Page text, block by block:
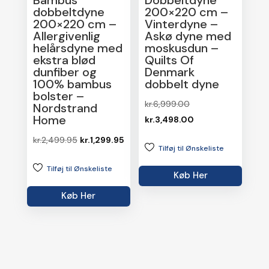
dobbeltdyne
200×220 cm –
Allergivenlig
helårsdyne med
ekstra blød
dunfiber og
100% bambus
bolster –
Nordstrand
Home
kr.2,499.95 Den
pris
var:
kr.2,499.95.
kr.1,299.95Den
aktuelle
er:
kr.1,299.95.
Tilføj til Ønskeliste
Køb Her
200×220 cm –
Vinterdyne –
Askø dyne med
moskusdun –
Quilts Of
Denmark
dobbelt dyne
kr.6,999.00Den
oprindelige
var:
kr.6,999.00.
kr.3,498.00
pris
er:
kr.3,498.00.
Tilføj til Ønskeliste
Køb Her